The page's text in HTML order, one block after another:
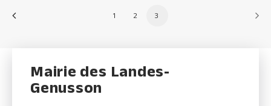
1 2 3
Mairie des Landes-
Genusson